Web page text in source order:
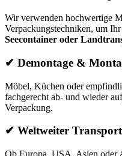
Wir verwenden hochwertige
Verpackungstechniken, um
Seecontainer oder
✔ Demontage &
Möbel, Küchen oder
fachgerecht ab‑ und wieder
Verpackung.
✔ Weltweiter Transport
Ob Europa, USA, Asien oder